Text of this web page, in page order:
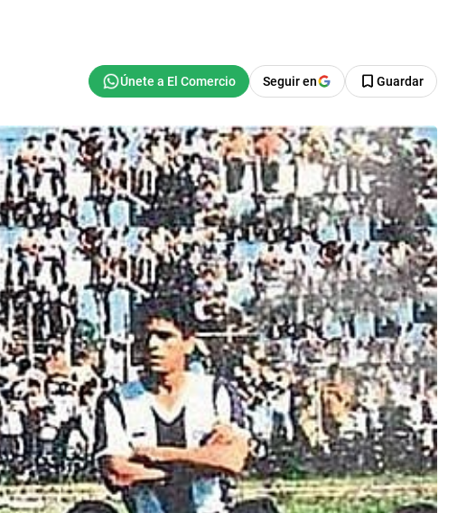
Seguir en Guardar